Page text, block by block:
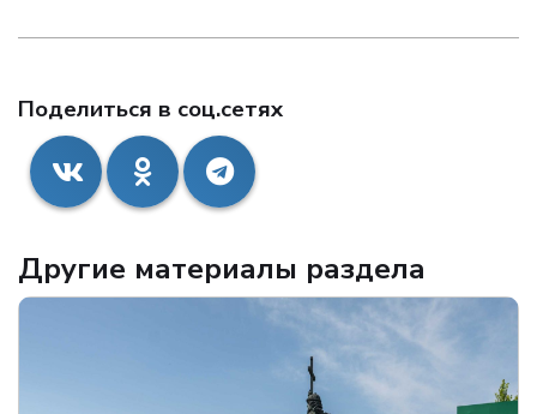
Поделиться в соц.сетях
Другие материалы раздела